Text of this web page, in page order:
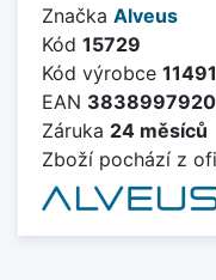
Značka Alveus
Kód 15729
Kód výrobce
EAN
Záruka 24 měsíců
Zboží pochází z